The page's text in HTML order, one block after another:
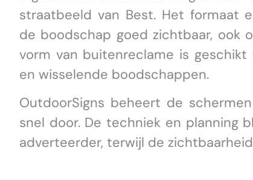
straatbeeld van Best. Het formaat
de boodschap goed zichtbaar, ook
vorm van buitenreclame is geschikt
en wisselende boodschappen.
OutdoorSigns beheert de
snel door. De techniek en planning
adverteerder, terwijl de